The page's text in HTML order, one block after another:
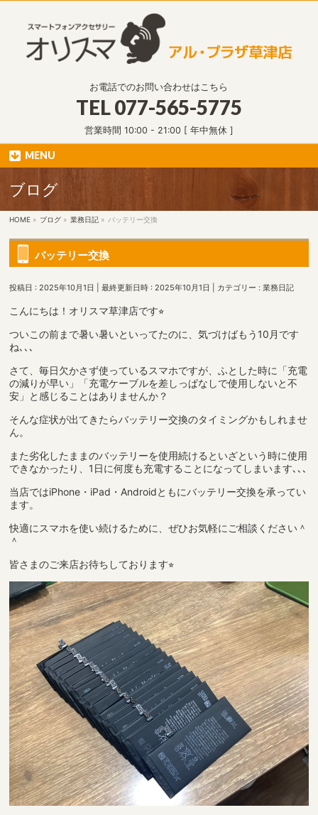
お電話でのお問い合わせはこちら
TEL077-565-5775
営業時間 10:00 - 21:00 [ 年中無休 ]
MENU
ブログ
HOME » ブログ » 業務日記 » バッテリー交換
バッテリー交換
投稿日 : 2025年10月1日 最終更新日時 : 2025年10月1日 カテゴリー :業務日記
こんにちは！オリスマ草津店です⭐︎
ついこの前まで暑い暑いといってたのに、気づけばもう10月です
ね､､､
さて、毎日欠かさず使っているスマホですが、ふとした時に「充電
の減りが早い」「充電ケーブルを差しっぱなしで使用しないと不
安」と感じることはありませんか？
そんな症状が出てきたらバッテリー交換のタイミングかもしれませ
ん。
また劣化したままのバッテリーを使用続けるといざという時に使用
できなかったり、1日に何度も充電することになってしまいます､､､
当店ではiPhone・iPad・Androidともにバッテリー交換を承ってい
ます。
快適にスマホを使い続けるために、ぜひお気軽にご相談ください＾
＾
皆さまのご来店お待ちしております⭐︎